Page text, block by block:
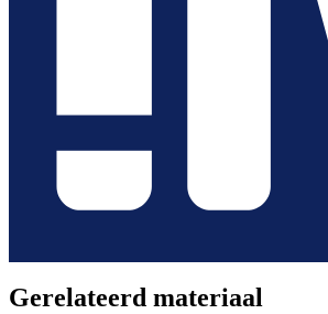
Gerelateerd materiaal